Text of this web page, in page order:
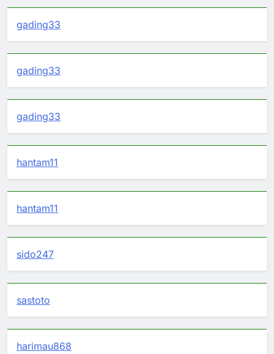
gading33
gading33
gading33
hantam11
hantam11
sido247
sastoto
harimau868